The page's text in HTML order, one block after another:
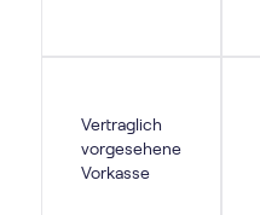
Vertraglich
vorgesehene
Vorkasse